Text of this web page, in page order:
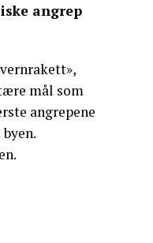
angrep
mål som
angrepene